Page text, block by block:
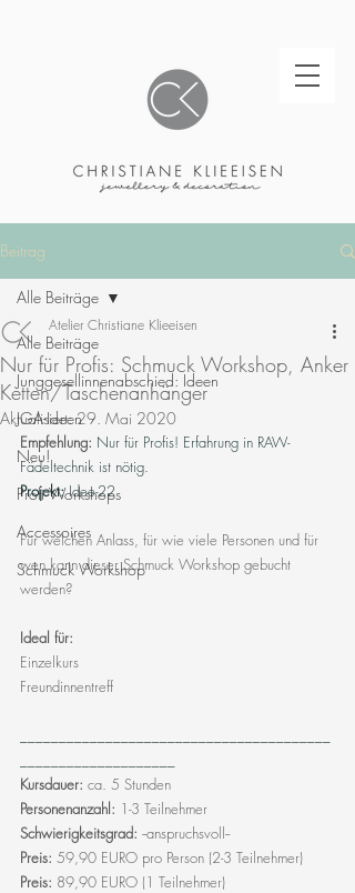
Beitrag
Alle Beiträge
Junggesellinnenabschied: Ideen
JGA-Ideen
Neu!
Profi Workshops
Accessoires
Schmuck Workshop
Alle Beiträge
Nur für Profis: Schmuck Workshop, Anker
Ketten/Taschenanhänger
Atelier Christiane Klieeisen
Aktualisiert:29. Mai 2020
Empfehlung: Nur für Profis! Erfahrung in RAW-
Fädeltechnik ist nötig.
Projekt: Idee-22
Für welchen Anlass, für wie viele Personen und für
wen kann dieser Schmuck Workshop gebucht
werden?
Ideal für:
Einzelkurs
Freundinnentreff
Kursdauer: ca. 5 Stunden
Personenanzahl: 1-3 Teilnehmer
Schwierigkeitsgrad: --anspruchsvoll--
Preis: 59,90 EURO pro Person (2-3 Teilnehmer)
Preis: 89,90 EURO (1 Teilnehmer)